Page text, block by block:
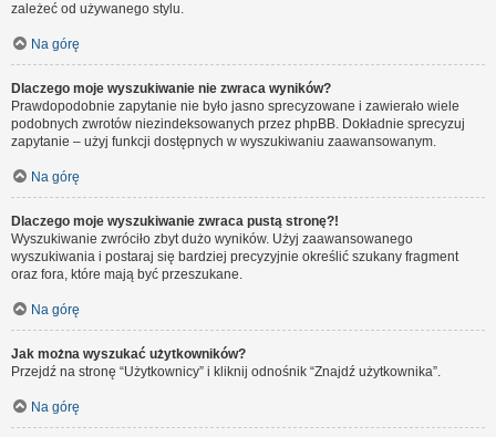
zależeć od używanego stylu.
Na górę
Dlaczego moje wyszukiwanie nie zwraca wyników?
Prawdopodobnie zapytanie nie było jasno sprecyzowane i zawierało wiele
podobnych zwrotów niezindeksowanych przez phpBB. Dokładnie sprecyzuj
zapytanie – użyj funkcji dostępnych w wyszukiwaniu zaawansowanym.
Na górę
Dlaczego moje wyszukiwanie zwraca pustą stronę?!
Wyszukiwanie zwróciło zbyt dużo wyników. Użyj zaawansowanego
wyszukiwania i postaraj się bardziej precyzyjnie określić szukany fragment
oraz fora, które mają być przeszukane.
Na górę
Jak można wyszukać użytkowników?
Przejdź na stronę “Użytkownicy” i kliknij odnośnik “Znajdź użytkownika”.
Na górę